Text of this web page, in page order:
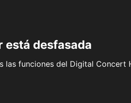
está desfasada
las funciones del Digital Concert